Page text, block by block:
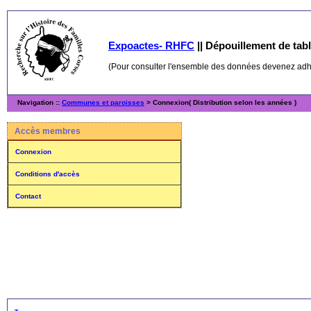
Expoactes- RHFC || Dépouillement de
(Pour consulter l'ensemble des données devenez
Navigation :: Communes et paroisses > Connexion( Distribution selon les années )
Accès membres
Connexion
Conditions d'accès
Contact